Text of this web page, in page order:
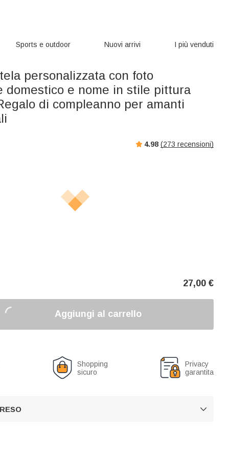
Sports e outdoor Nuovi arrivi I più venduti
personalizzata con foto
domestico e nome in stile pittura
di compleanno per amanti
4.98 (273 recensioni)
27,00 €
Aggiungi al carrello
Shopping
sicuro
Privacy
garantita
